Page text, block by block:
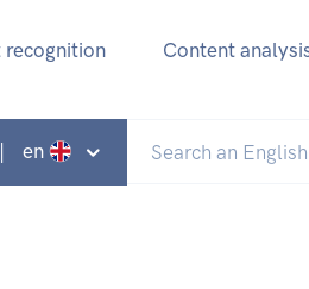
recognition Content